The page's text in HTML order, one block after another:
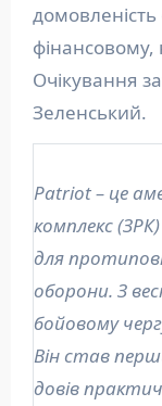
домовленість
Очікування
Зеленський.
Patriot – це
комплекс
для
оборони. З
бойовому
Він став
довів